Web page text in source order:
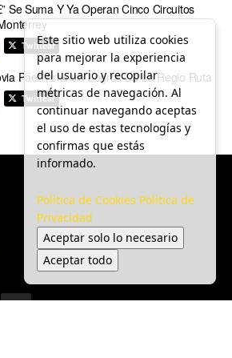
Se Suma Y Ya Operan Cinco Circuitos
Twittear
Páez Anuncia Logros De La Regio Ruta
Twittear
Este sitio web utiliza cookies
para mejorar la experiencia
del usuario y recopilar
métricas de navegación. Al
continuar navegando aceptas
el uso de estas tecnologías y
confirmas que estás
informado.
Política de Cookies Política de
Privacidad
Aceptar solo lo necesario
Aceptar todo